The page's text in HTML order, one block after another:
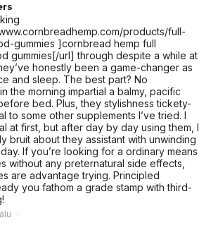
products/full-
gummies ]cornbread hemp full
gummies[/url] through despite a while at
honestly been a game-changer as
and sleep. The best part? No
the morning impartial a balmy, pacific
bed. Plus, they stylishness tickety-
to some other supplements I’ve tried. I
at first, but after day by day using them, I
bruit about they assistant with unwinding
If you’re looking for a ordinary means
without any preternatural side effects,
are advantage trying. Principled
you fathom a grade stamp with third-